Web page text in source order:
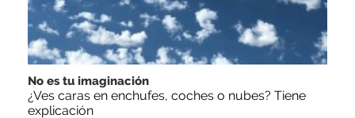
No es tu imaginación
¿Ves caras en enchufes, coches o nubes? Tiene
explicación